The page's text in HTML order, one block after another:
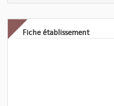
Fiche établissement